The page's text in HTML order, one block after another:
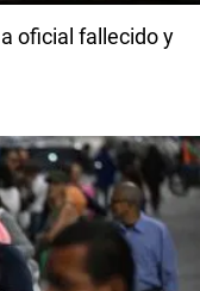
oficial fallecido y